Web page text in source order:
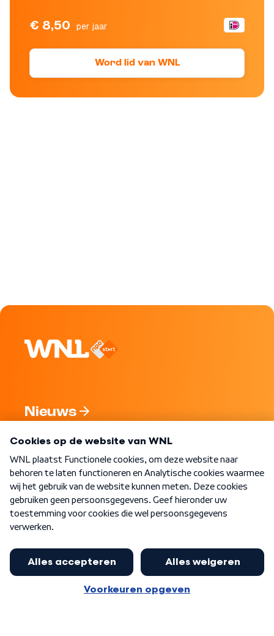
€ 8,50 per jaar
Word lid van WNL
Nieuws
Nieuwsbrief
Word Lid